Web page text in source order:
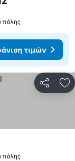
Εμφάνιση τιμών
πόλης
τιμών
πόλης